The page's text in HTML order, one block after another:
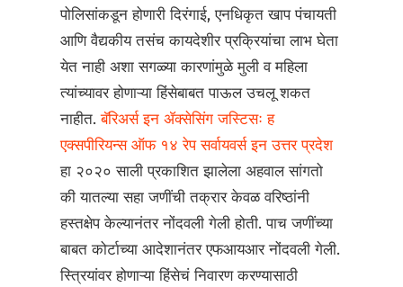
पोलिसांकडून होणारी दिरंगाई, एनधिकृत खाप पंचायती
आणि वैद्यकीय तसंच कायदेशीर प्रक्रियांचा लाभ घेता
येत नाही अशा सगळ्या कारणांमुळे मुली व महिला
त्यांच्यावर होणाऱ्या हिंसेबाबत पाऊल उचलू शकत
नाहीत.बॅरिअर्स इन ॲक्सेसिंग जस्टिसः ह
एक्सपीरियन्स ऑफ १४ रेप सर्वायवर्स इन उत्तर प्रदेश
हा २०२० साली प्रकाशित झालेला अहवाल सांगतो
की यातल्या सहा जणींची तक्रार केवळ वरिष्ठांनी
हस्तक्षेप केल्यानंतर नोंदवली गेली होती. पाच जणींच्या
बाबत कोर्टाच्या आदेशानंतर एफआयआर नोंदवली गेली.
स्त्रियांवर होणाऱ्या हिंसेचं निवारण करण्यासाठी